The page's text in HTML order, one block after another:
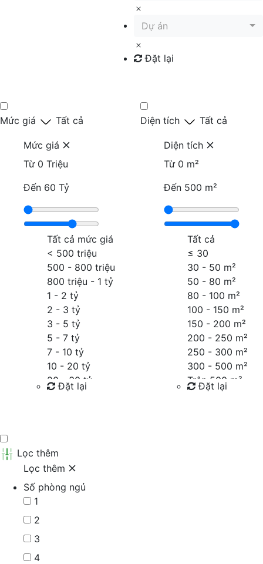
Dự án
Đặt lại
Mức giá Tất cả
Mức giá
Từ 0 Triệu
Đến 60 Tỷ
Tất cả mức giá
< 500 triệu
500 - 800 triệu
800 triệu - 1 tỷ
1 - 2 tỷ
2 - 3 tỷ
3 - 5 tỷ
5 - 7 tỷ
7 - 10 tỷ
10 - 20 tỷ
20 - 30 tỷ
30 - 40 tỷ
Đặt lại
Diện tích Tất cả
Diện tích
Từ 0 m²
Đến 500 m²
Tất cả
≤ 30
30 - 50 m²
50 - 80 m²
80 - 100 m²
100 - 150 m²
150 - 200 m²
200 - 250 m²
250 - 300 m²
300 - 500 m²
Trên 500 m²
Đặt lại
Lọc thêm
Lọc thêm
Số phòng ngủ
1
2
3
4